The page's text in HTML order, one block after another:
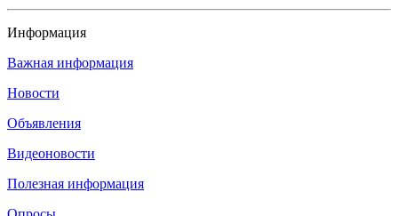
Информация
Важная информация
Новости
Объявления
Видеоновости
Полезная информация